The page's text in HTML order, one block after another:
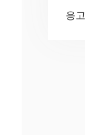
응고